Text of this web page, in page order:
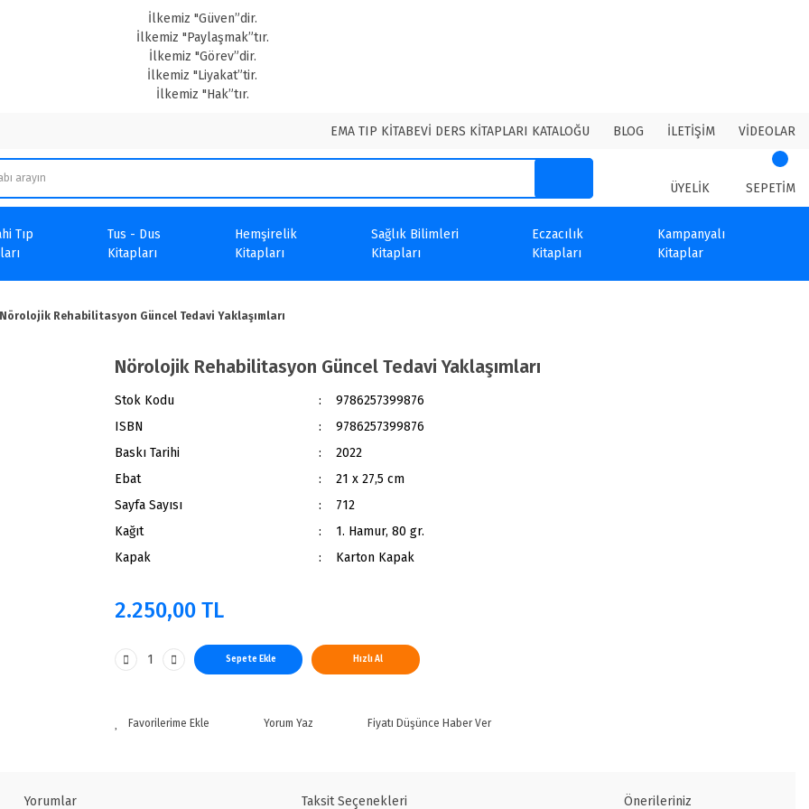
İlkemiz "Güven”dir.
İlkemiz "Paylaşmak”tır.
İlkemiz "Görev”dir.
İlkemiz "Liyakat”tir.
İlkemiz "Hak”tır.
EMA TIP KİTABEVİ DERS KİTAPLARI KATALOĞU BLOG İLETİŞİM VİDEOLAR
ÜYELİK SEPETİM
Tıp
Tus - Dus
Kitapları
Hemşirelik
Kitapları
Sağlık Bilimleri
Kitapları
Eczacılık
Kitapları
Kampanyalı
Kitaplar
Nörolojik Rehabilitasyon Güncel Tedavi Yaklaşımları
Nörolojik Rehabilitasyon Güncel Tedavi Yaklaşımları
Stok Kodu
9786257399876
ISBN
9786257399876
Baskı Tarihi
2022
Ebat
21 x 27,5 cm
Sayfa Sayısı
712
Kağıt
1. Hamur, 80 gr.
Kapak
Karton Kapak
2.250,00 TL
Sepete Ekle Hızlı Al
Yorum Yaz Fiyatı Düşünce Haber Ver
Yorumlar Taksit Seçenekleri Önerileriniz